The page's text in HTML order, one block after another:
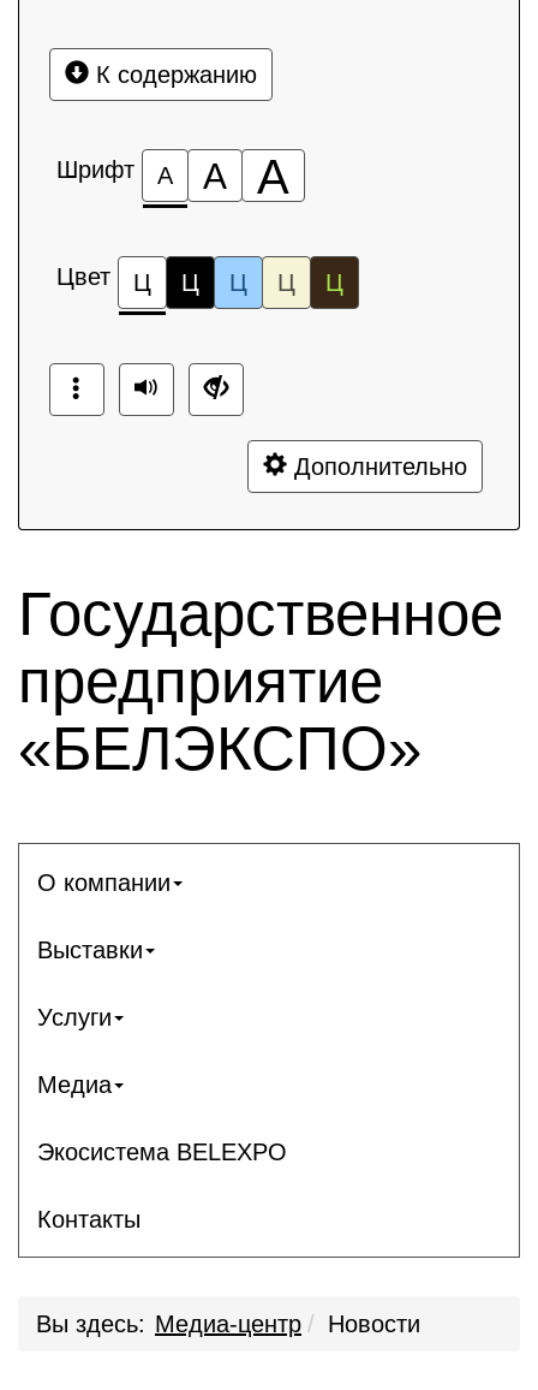
К содержанию
Шрифт А А А
Цвет Ц Ц Ц Ц Ц
Дополнительно
Государственное
предприятие
«БЕЛЭКСПО»
О компании
Выставки
Услуги
Медиа
Экосистема BELEXPO
Контакты
Вы здесь: Медиа-центр Новости